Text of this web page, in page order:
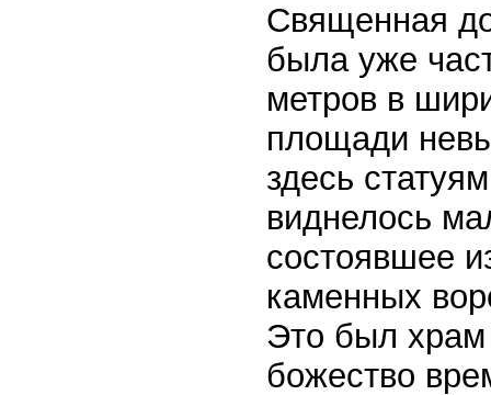
Священная
была уже
метров в
площади
здесь
виднелось
состоявшее
каменных
Это был
божество